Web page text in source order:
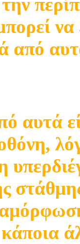
να
από
αυτά